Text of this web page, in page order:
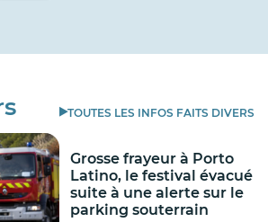
TOUTES LES INFOS FAITS DIVERS
Grosse frayeur à Porto
Latino, le festival évacué
suite à une alerte sur le
parking souterrain